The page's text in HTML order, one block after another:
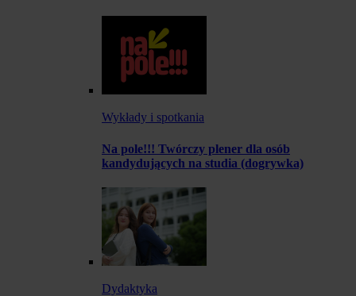
Wykłady i spotkania
Na pole!!! Twórczy plener dla osób
kandydujących na studia (dogrywka)
Dydaktyka